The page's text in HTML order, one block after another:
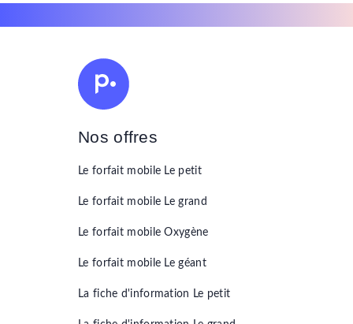
Nos offres
Le forfait mobile Le petit
Le forfait mobile Le grand
Le forfait mobileOxygène
Le forfait mobile Le géant
La fiche d'information Le petit